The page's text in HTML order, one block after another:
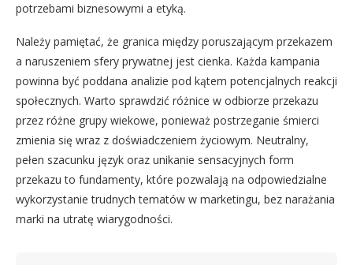
potrzebami biznesowymi a etyką.
Należy pamiętać, że granica między poruszającym przekazem
a naruszeniem sfery prywatnej jest cienka. Każda kampania
powinna być poddana analizie pod kątem potencjalnych reakcji
społecznych. Warto sprawdzić różnice w odbiorze przekazu
przez różne grupy wiekowe, ponieważ postrzeganie śmierci
zmienia się wraz z doświadczeniem życiowym. Neutralny,
pełen szacunku język oraz unikanie sensacyjnych form
przekazu to fundamenty, które pozwalają na odpowiedzialne
wykorzystanie trudnych tematów w marketingu, bez narażania
marki na utratę wiarygodności.